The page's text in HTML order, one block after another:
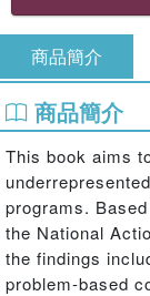
商品簡介
商品簡介
This book aims
programs.
the National
the findings
problem-based